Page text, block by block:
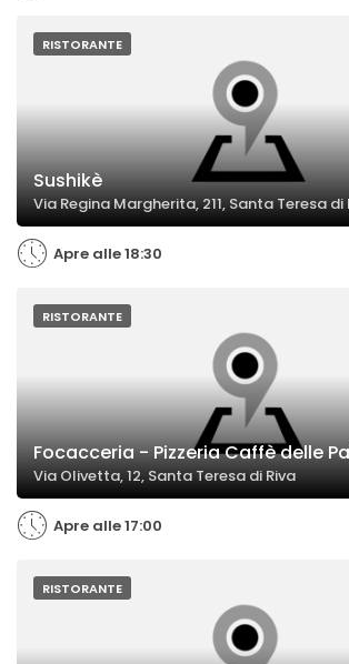
RISTORANTE
Sushikè
Via Regina Margherita, 211, Santa Teresa di
Apre alle 18:30
RISTORANTE
Focacceria - Pizzeria Caffè delle
Via Olivetta, 12, Santa Teresa di Riva
Apre alle 17:00
RISTORANTE